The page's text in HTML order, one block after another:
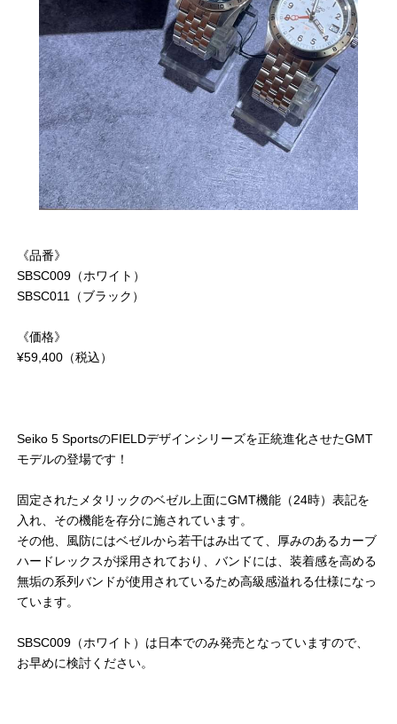
《品番》
SBSC009（ホワイト）
SBSC011（ブラック）
《価格》
¥59,400（税込）
Seiko 5 SportsのFIELDデザインシリーズを正統進化させたGMT
モデルの登場です！
固定されたメタリックのベゼル上面にGMT機能（24時）表記を
入れ、その機能を存分に施されています。
その他、風防にはベゼルから若干はみ出てて、厚みのあるカーブ
ハードレックスが採用されており、バンドには、装着感を高める
無垢の系列バンドが使用されているため高級感溢れる仕様になっ
ています。
SBSC009（ホワイト）は日本でのみ発売となっていますので、
お早めに検討ください。